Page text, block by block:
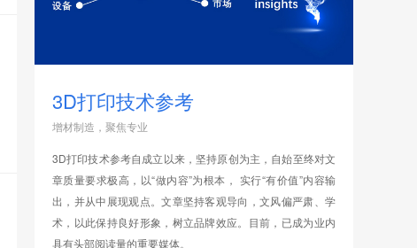
3D打印技术参考
增材制造，聚焦专业
3D打印技术参考自成立以来，坚持原创为主，自始至终对文
章质量要求极高，以“做内容”为根本， 实行“有价值”内容输
出，并从中展现观点。文章坚持客观导向，文风偏严肃、学
术，以此保持良好形象，树立品牌效应。目前，已成为业内
具有头部阅读量的重要媒体。